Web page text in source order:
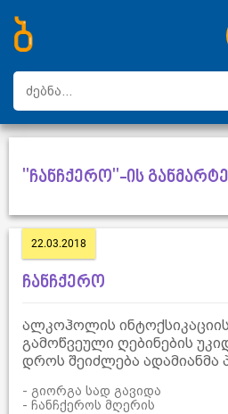
ახალი სიტყვები
ტოპ სიტყვები
დღის ტოპ სიტყვები
ტოპ მომხმარებლები
"ჩანჩქერო"-ის
22.03.2018
ჩანჩქერო
ალკოჰოლის
გამოწვეული ღებინების
დროს შეიძლება ადამიანმა
- გიორგა სად გავიდა
- ჩანჩქეროს მღერის